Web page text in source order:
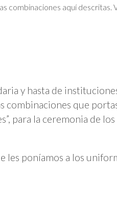
combinaciones aquí descritas.
y hasta de
combinaciones que
para la ceremonia de
les poníamos a los